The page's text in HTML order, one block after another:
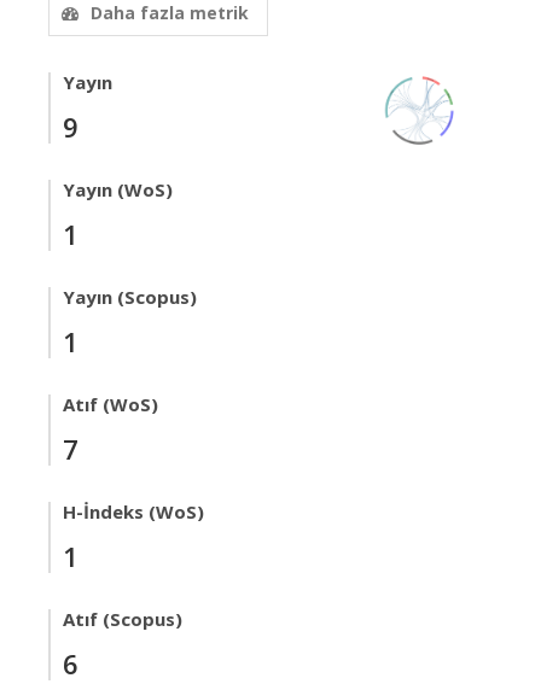
Daha fazla metrik
Yayın
9
Yayın (WoS)
1
Yayın (Scopus)
1
Atıf (WoS)
7
H-İndeks (WoS)
1
Atıf (Scopus)
6